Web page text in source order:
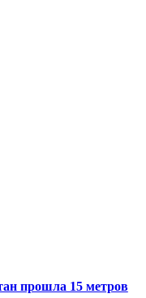
прошла 15 метров